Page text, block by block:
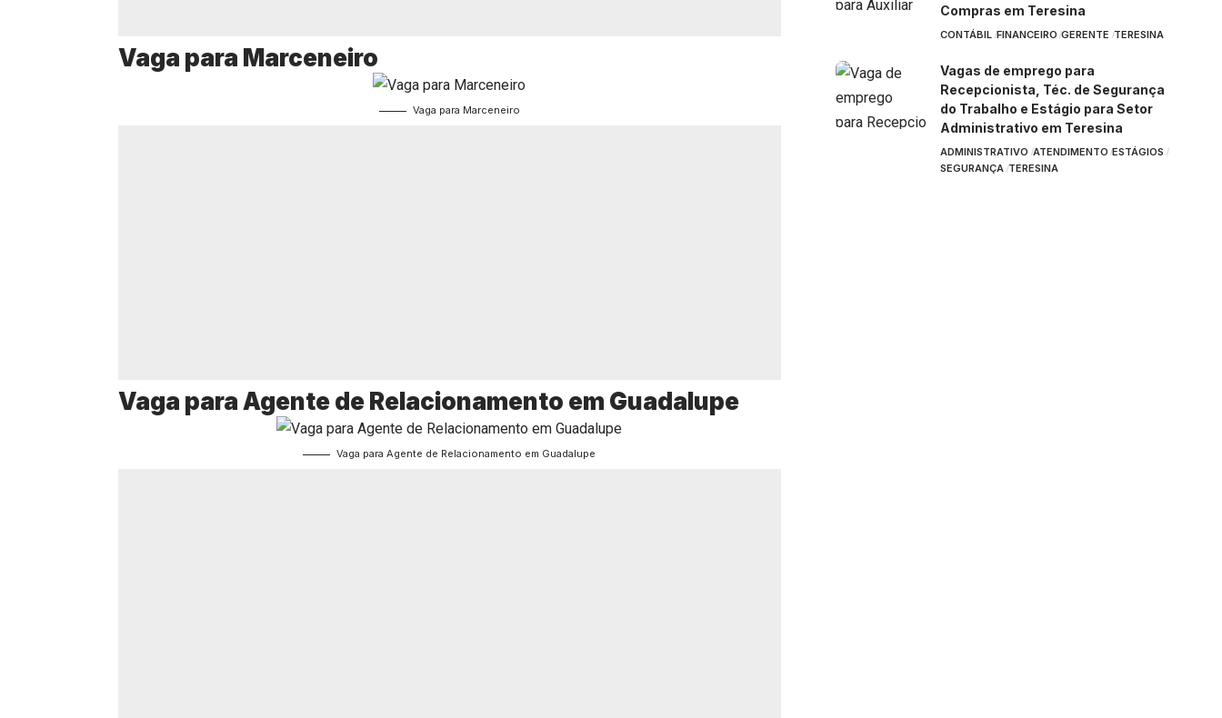
Vaga para Marceneiro
Vaga para Marceneiro
Vaga para Agente de Relacionamento em Guadalupe
Vaga para Agente de Relacionamento em Guadalupe
Compras em Teresina
CONTÁBIL FINANCEIRO GERENTE TERESINA
Vagas de emprego para
Recepcionista, Téc. de Segurança
do Trabalho e Estágio para Setor
Administrativo em Teresina
ADMINISTRATIVO ATENDIMENTO ESTÁGIOS
SEGURANÇA TERESINA